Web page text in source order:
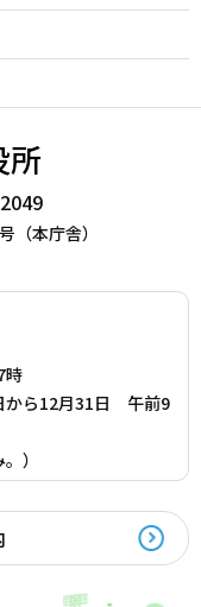
所
本庁舎）
時
から12月31日 午前9
）